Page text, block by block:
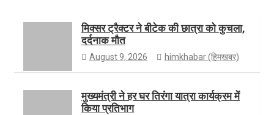
k
r
e
u
मिक्सर ट्रैक्टर ने बीटेक की छात्रा को कुचला,
दर्दनाक मौत
August 9, 2026 himkhabar (हिमखबर)
मुख्यमंत्री ने हर घर तिरंगा यात्रा कार्यक्रम में
किया प्रतिभाग